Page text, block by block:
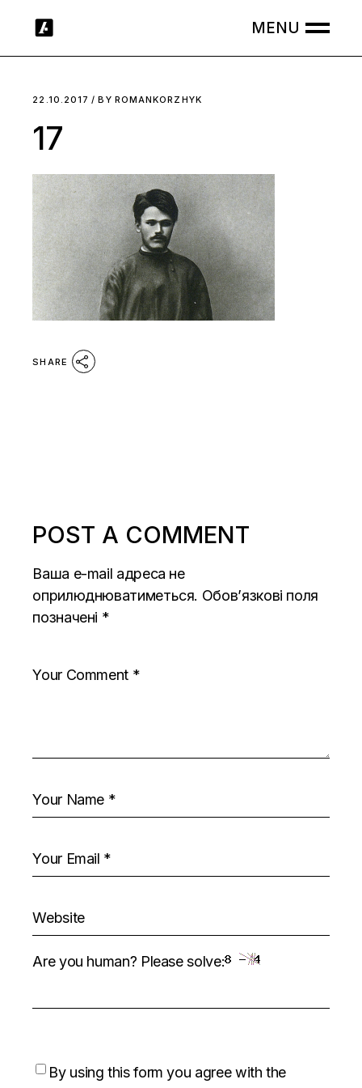
22.10.2017 BY ROMANKORZHYK
17
SHARE
POST A COMMENT
Ваша e-mail адреса не
оприлюднюватиметься. Обов’язкові поля
позначені *
Are you human? Please solve:
By using this form you agree with the